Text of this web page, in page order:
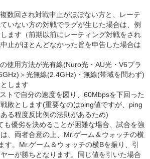
数回され対戦中止がほぼない方と、レーテ
いない方の対戦でラグが生じた場合は、例
ます（前期以前にレーティング対戦をされ
止がほとんどなかった旨を申告した場合は
使用方法が光有線(Nuro光・AU光・V6プラ
＞光無線(2.4GHz)・無線(帯域を問わず)
します
トで自分の速度を図り、60Mbpsを下回った
敗とします(重要なのはping値ですが、ping
る程度反比例の法則があるため)
優劣を決めることが困難な場合、試合を強
、両者合意の上、Mr.ゲーム＆ウォッチの横
す。Mr.ゲーム＆ウォッチの横Bを振り、引
ーが勝ちとなります。同じ値を引いた場合